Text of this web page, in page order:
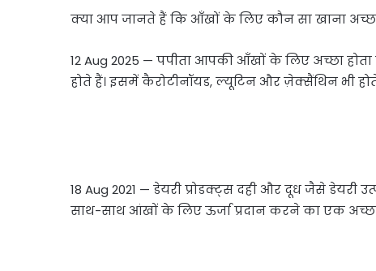
क्या आप जानते हैं कि आँखों के लिए कौन सा खाना
12 Aug 2025 — पपीता आपकी आँखों के लिए अच्छा
होते हैं। इसमें कैरोटीनॉयड, ल्यूटिन और ज़ेक्सैंथिन भी
18 Aug 2021 — डेयरी प्रोडक्ट्स दही और दूध जैसे
साथ-साथ आंखों के लिए ऊर्जा प्रदान करने का एक